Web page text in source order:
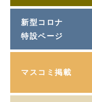
新型コロナ
特設ページ
マスコミ掲載